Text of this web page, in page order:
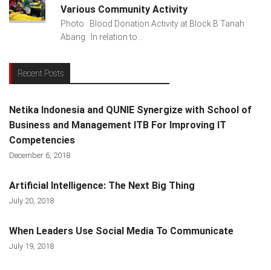
Various Community Activity
Photo : Blood Donation Activity at Block B Tanah
Abang In relation to...
Recent Posts
Netika Indonesia and QUNIE Synergize with School of
Business and Management ITB For Improving IT
Competencies
December 6, 2018
Artificial Intelligence: The Next Big Thing
July 20, 2018
When Leaders Use Social Media To Communicate
July 19, 2018